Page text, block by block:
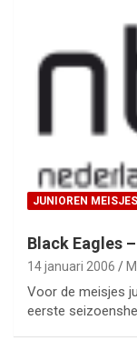
JUNIOREN MEISJES
Black Eagles
14 januari 2006
Voor de meisjes
eerste